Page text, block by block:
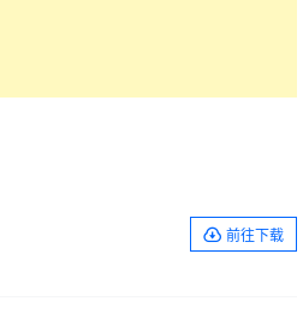
前往下载